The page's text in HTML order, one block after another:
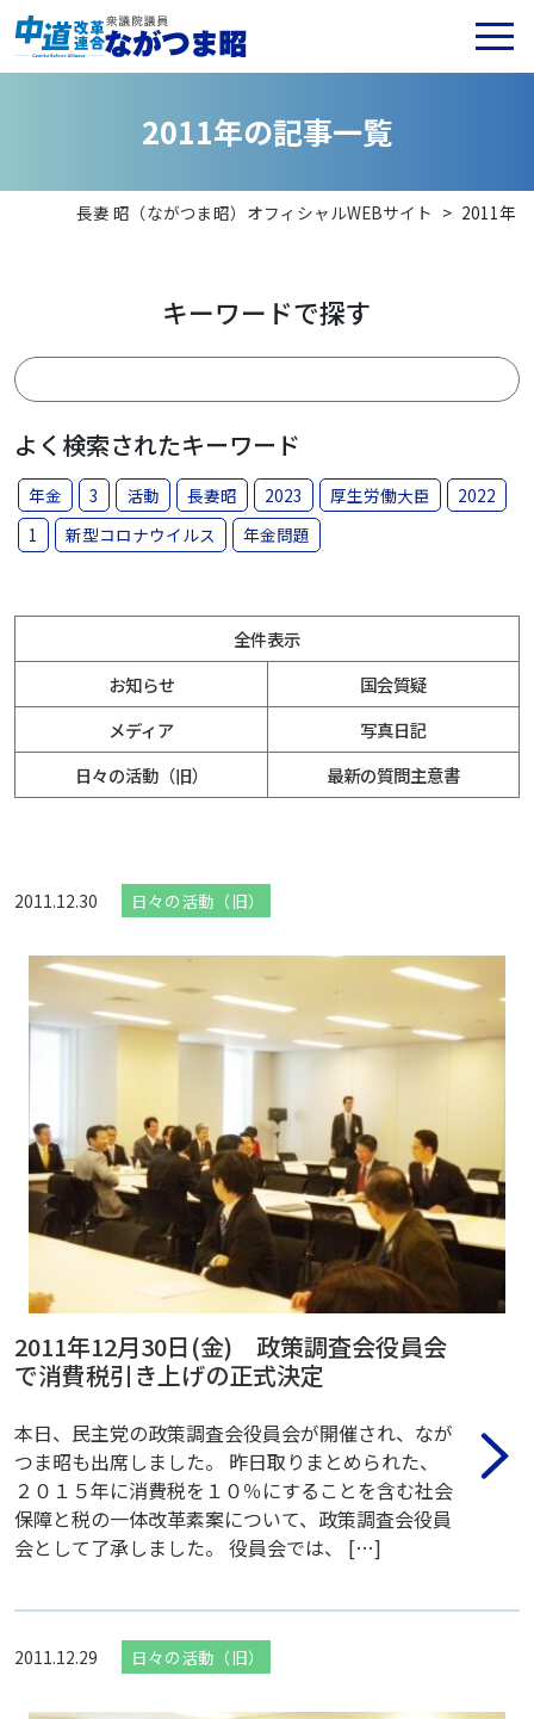
2011年の記事一覧
長妻 昭（ながつま昭）オフィシャルWEBサイト > 2011年
キーワードで探す
よく検索されたキーワード
年金 3 活動 長妻昭 2023 厚生労働大臣
2022
1
新型コロナウイルス 年金問題
全件表示
お知らせ
国会質疑
メディア
写真日記
日々の活動（旧）
最新の質問主意書
2011.12.30 日々の活動（旧）
2011年12月30日(金) 政策調査会役員会
で消費税引き上げの正式決定
本日、民主党の政策調査会役員会が開催され、なが
つま昭も出席しました。 昨日取りまとめられた、
２０１５年に消費税を１０％にすることを含む社会
保障と税の一体改革素案について、政策調査会役員
会として了承しました。 役員会では、 […]
2011.12.29 日々の活動（旧）